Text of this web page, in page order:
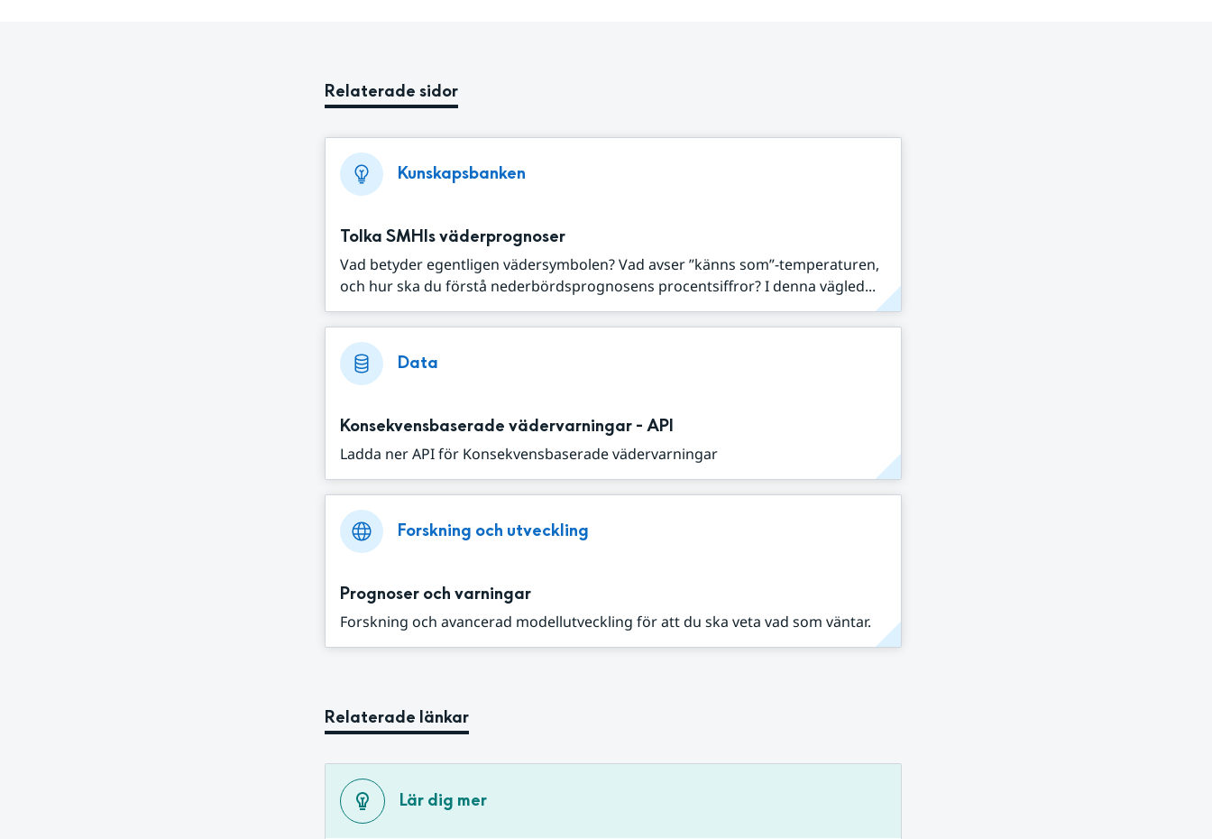
Relaterade sidor
Kunskapsbanken
Tolka SMHIs väderprognoser
Vad betyder egentligen vädersymbolen? Vad avser ”känns som”-temperaturen,
och hur ska du förstå nederbördsprognosens procentsiffror? I denna vägled...
Data
Konsekvensbaserade vädervarningar - API
Ladda ner API för Konsekvensbaserade vädervarningar
Forskning och utveckling
Prognoser och varningar
Forskning och avancerad modellutveckling för att du ska veta vad som väntar.
Relaterade länkar
Lär dig mer